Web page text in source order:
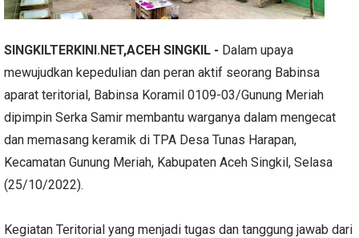
SINGKILTERKINI.NET,ACEH SINGKIL - Dalam upaya
mewujudkan kepedulian dan peran aktif seorang Babinsa
aparat teritorial, Babinsa Koramil 0109-03/Gunung Meriah
dipimpin Serka Samir membantu warganya dalam mengecat
dan memasang keramik di TPA Desa Tunas Harapan,
Kecamatan Gunung Meriah, Kabupaten Aceh Singkil, Selasa
(25/10/2022).
Kegiatan Teritorial yang menjadi tugas dan tanggung jawab dari